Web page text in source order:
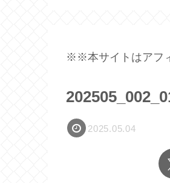
※※本サイトはアフ
2025.05.04